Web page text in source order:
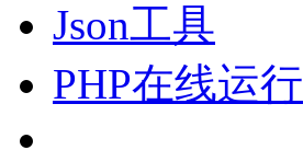
Json工具
PHP在线运行